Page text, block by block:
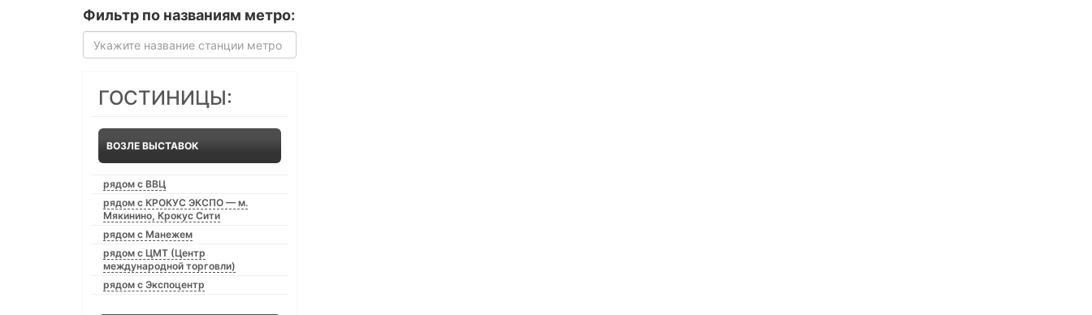
Фильтр по названиям метро:
ГОСТИНИЦЫ:
ВОЗЛЕ ВЫСТАВОК
рядом с ВВЦ
рядом с КРОКУС ЭКСПО — м.
Мякинино, Крокус Сити
рядом с Манежем
рядом с ЦМТ (Центр
международной торговли)
рядом с Экспоцентр